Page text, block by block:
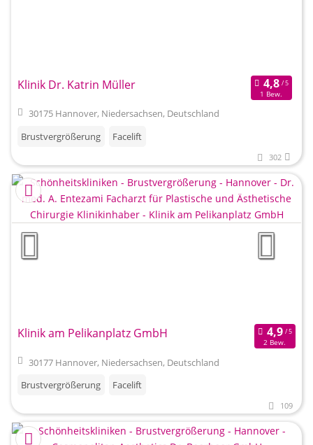
Klinik Dr. Katrin Müller
1 Bew.
30175 Hannover, Niedersachsen, Deutschland
Brustvergrößerung
Facelift
302
Klinik am Pelikanplatz GmbH
2 Bew.
30177 Hannover, Niedersachsen, Deutschland
Brustvergrößerung
Facelift
109